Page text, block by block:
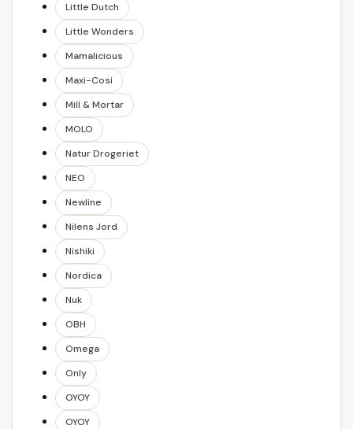
Little Dutch
Little Wonders
Mamalicious
Maxi-Cosi
Mill & Mortar
MOLO
Natur Drogeriet
NEO
Newline
Nilens Jord
Nishiki
Nordica
Nuk
OBH
Omega
Only
OYOY
OYOY